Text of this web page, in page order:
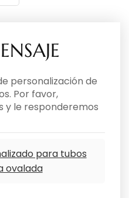
personalización de
Por favor,
y le responderemos
para tubos
ovalada